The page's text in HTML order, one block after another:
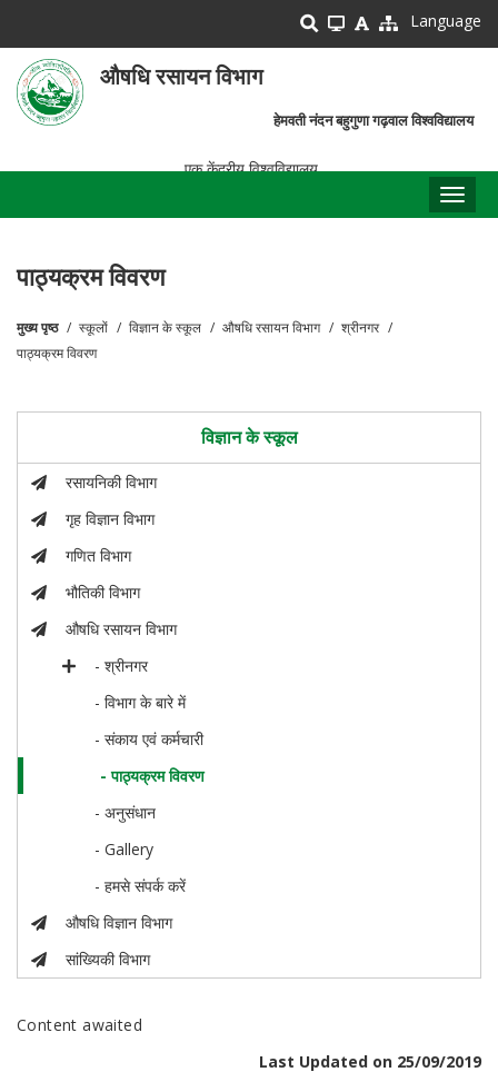
main
content
Language
औषधि रसायन विभाग
हेमवती नंदन बहुगुणा गढ़वाल विश्वविद्यालय
एक केंद्रीय विश्वविद्यालय
पाठ्यक्रम विवरण
पग
मुख्य पृष्ठ स्कूलों विज्ञान के स्कूल औषधि रसायन विभाग
श्रीनगर
पाठ्यक्रम विवरण
विज्ञान के स्कूल
रसायनिकी विभाग
गृह विज्ञान विभाग
गणित विभाग
भौतिकी विभाग
औषधि रसायन विभाग
- श्रीनगर
- विभाग के बारे में
- संकाय एवं कर्मचारी
- पाठ्यक्रम विवरण
- अनुसंधान
- Gallery
- हमसे संपर्क करें
औषधि विज्ञान विभाग
सांख्यिकी विभाग
Content awaited
Last Updated on 25/09/2019